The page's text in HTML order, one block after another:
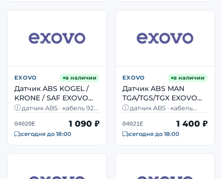
EXOVO в наличии
Датчик ABS KOGEL /
KRONE / SAF EXOVO
04020E для прицепов,
датчик ABS · кабель 925
Kögel, Krone, оси SAF
04020E 1 090 ₽
сегодня до 18:00
EXOVO в наличии
Датчик ABS MAN
TGA/TGS/TGX EXOVO
04021E колёсный OEM
датчик ABS · кабель
левый · MAN TGA
04021E 1 400 ₽
сегодня до 18:00